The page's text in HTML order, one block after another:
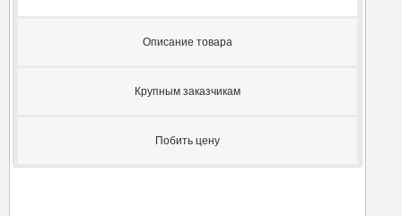
Описание товара
Крупным заказчикам
Побить цену